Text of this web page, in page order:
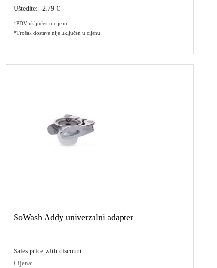
Uštedite: -2,79 €
*PDV uključen u cijenu
*Trošak dostave nije uključen u cijenu
SoWash Addy univerzalni adapter
Sales price with discount:
Cijena: